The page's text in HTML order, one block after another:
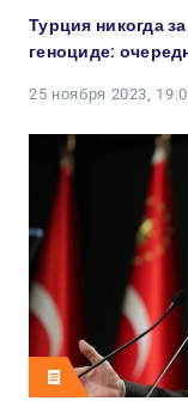
Турция никогда
геноциде:
25 ноября 2023,